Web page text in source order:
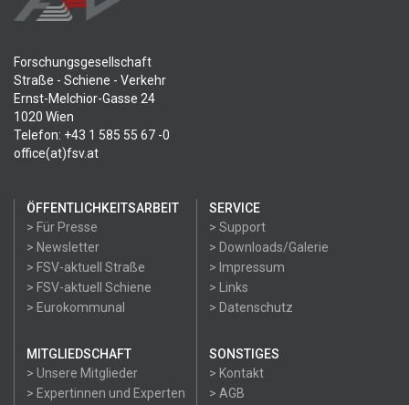
Forschungsgesellschaft
Straße - Schiene - Verkehr
Ernst-Melchior-Gasse 24
1020 Wien
Telefon: +43 1 585 55 67 -0
office(at)fsv.at
ÖFFENTLICHKEITSARBEIT
> Für Presse
> Newsletter
> FSV-aktuell Straße
> FSV-aktuell Schiene
> Eurokommunal
SERVICE
> Support
> Downloads/Galerie
> Impressum
> Links
> Datenschutz
MITGLIEDSCHAFT
> Unsere Mitglieder
> Expertinnen und Experten
SONSTIGES
> Kontakt
> AGB